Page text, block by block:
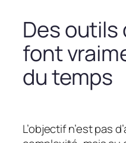
Des outils
font
du temps
L’objectif n’est pas